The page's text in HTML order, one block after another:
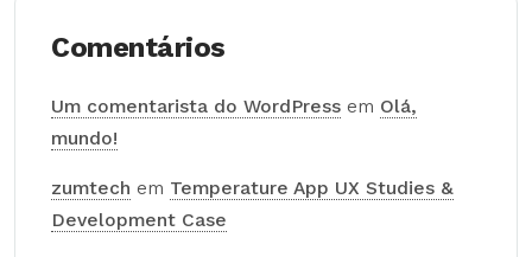
Comentários
Um comentarista do WordPress em Olá,
mundo!
zumtech em Temperature App UX Studies &
Development Case